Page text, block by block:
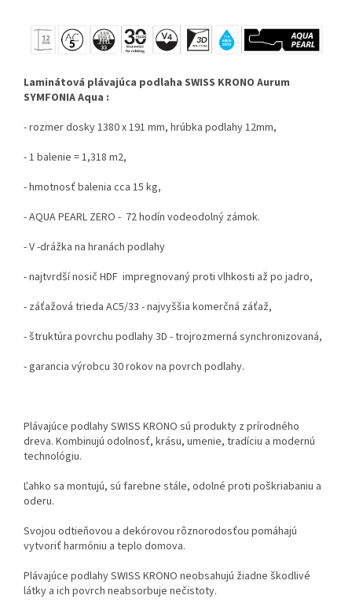
Laminátová plávajúca podlaha SWISS KRONO Aurum
SYMFONIA Aqua :
- rozmer dosky 1380 x 191 mm, hrúbka podlahy 12mm,
- 1 balenie = 1,318 m2,
- hmotnosť balenia cca 15 kg,
- AQUA PEARL ZERO - 72 hodín vodeodolný zámok.
- V -drážka na hranách podlahy
- najtvrdší nosič HDF impregnovaný proti vlhkosti až po jadro,
- záťažová trieda AC5/33 - najvyššia komerčná záťaž,
- štruktúra povrchu podlahy 3D - trojrozmerná synchronizovaná,
- garancia výrobcu 30 rokov na povrch podlahy.
Plávajúce podlahy SWISS KRONO sú produkty z prírodného
dreva. Kombinujú odolnosť, krásu, umenie, tradíciu a modernú
technológiu.
Ľahko sa montujú, sú farebne stále, odolné proti poškriabaniu a
oderu.
Svojou odtieňovou a dekórovou rôznorodosťou pomáhajú
vytvoriť harmóniu a teplo domova.
Plávajúce podlahy SWISS KRONO neobsahujú žiadne škodlivé
látky a ich povrch neabsorbuje nečistoty.